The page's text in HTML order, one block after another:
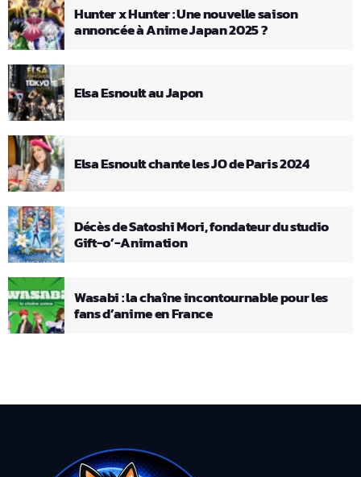
Hunter x Hunter : Une nouvelle saison
annoncée à Anime Japan 2025 ?
Elsa Esnoult au Japon
Elsa Esnoult chante les JO de Paris 2024
Décès de Satoshi Mori, fondateur du studio
Gift-o’-Animation
Wasabi : la chaîne incontournable pour les
fans d’anime en France